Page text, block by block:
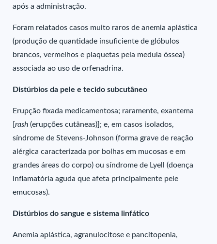
após a administração.
Foram relatados casos muito raros de anemia aplástica
(produção de quantidade insuficiente de glóbulos
brancos, vermelhos e plaquetas pela medula óssea)
associada ao uso de orfenadrina.
Distúrbios da pele e tecido subcutâneo
Erupção fixada medicamentosa; raramente, exantema
[rash(erupções cutâneas)]; e, em casos isolados,
síndrome de Stevens-Johnson (forma grave de reação
alérgica caracterizada por bolhas em mucosas e em
grandes áreas do corpo) ou síndrome de Lyell (doença
inflamatória aguda que afeta principalmente pele
emucosas).
Distúrbios do sangue e sistema linfático
Anemia aplástica, agranulocitose e pancitopenia,